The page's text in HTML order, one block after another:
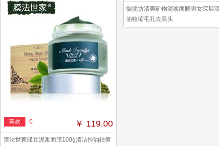
御泥坊清爽矿物泥浆面膜男女深层
油收缩毛孔去黑头
喜欢 0 ￥ 119.00
膜法世家绿豆泥浆面膜100g清洁控油祛痘